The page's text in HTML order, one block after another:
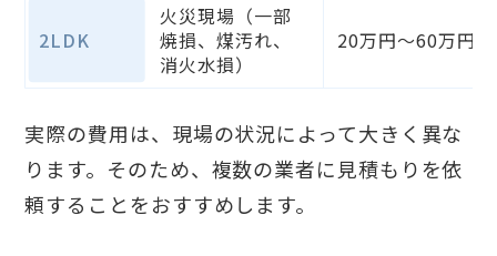
2LDK
火災現場（一部
焼損、煤汚れ、
消火水損）
20万円～60万円
実際の費用は、現場の状況によって大きく異な
ります。そのため、複数の業者に見積もりを依
頼することをおすすめします。